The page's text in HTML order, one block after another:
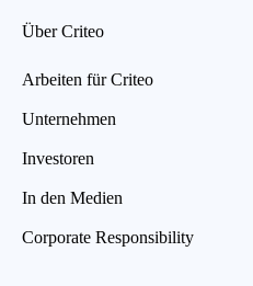
Über Criteo
Arbeiten für Criteo
Unternehmen
Investoren
In den Medien
Corporate Responsibility